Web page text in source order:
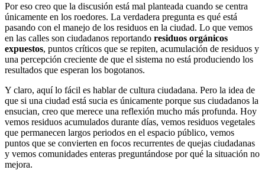
Por eso creo que la discusión está mal planteada cuando se centra
únicamente en los roedores. La verdadera pregunta es qué está
pasando con el manejo de los residuos en la ciudad. Lo que vemos
en las calles son ciudadanos reportando residuos orgánicos
expuestos, puntos críticos que se repiten, acumulación de residuos y
una percepción creciente de que el sistema no está produciendo los
resultados que esperan los bogotanos.
Y claro, aquí lo fácil es hablar de cultura ciudadana. Pero la idea de
que si una ciudad está sucia es únicamente porque sus ciudadanos la
ensucian, creo que merece una reflexión mucho más profunda. Hoy
vemos residuos acumulados durante días, vemos residuos vegetales
que permanecen largos periodos en el espacio público, vemos
puntos que se convierten en focos recurrentes de quejas ciudadanas
y vemos comunidades enteras preguntándose por qué la situación no
mejora.